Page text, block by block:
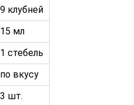
9 клубней
15 мл
1 стебель
по вкусу
3 шт.